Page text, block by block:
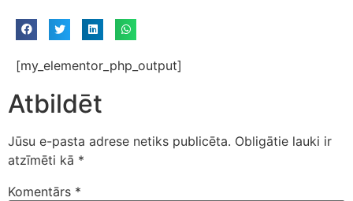
[my_elementor_php_output]
Atbildēt
Jūsu e-pasta adrese netiks publicēta. Obligātie lauki ir
atzīmēti kā *
Komentārs *